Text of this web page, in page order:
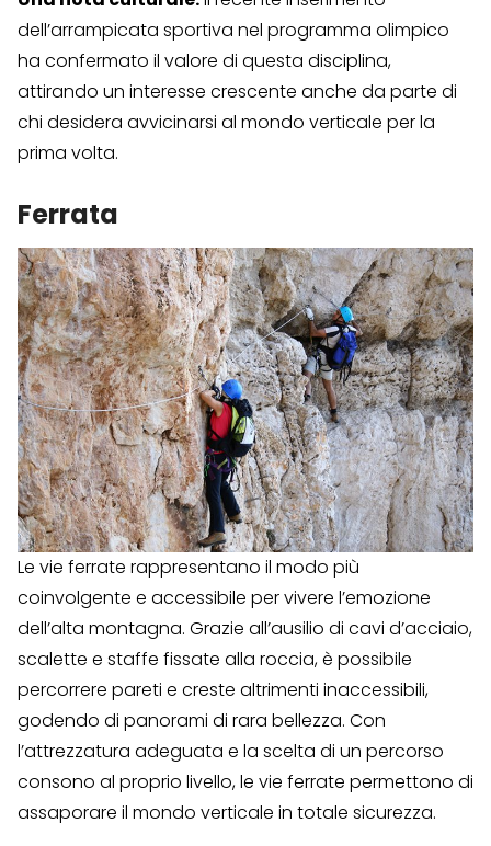
dell’arrampicata sportiva nel programma olimpico
ha confermato il valore di questa disciplina,
attirando un interesse crescente anche da parte di
chi desidera avvicinarsi al mondo verticale per la
prima volta.
Ferrata
Le vie ferrate rappresentano il modo più
coinvolgente e accessibile per vivere l’emozione
dell’alta montagna. Grazie all’ausilio di cavi d’acciaio,
scalette e staffe fissate alla roccia, è possibile
percorrere pareti e creste altrimenti inaccessibili,
godendo di panorami di rara bellezza. Con
l’attrezzatura adeguata e la scelta di un percorso
consono al proprio livello, le vie ferrate permettono di
assaporare il mondo verticale in totale sicurezza.